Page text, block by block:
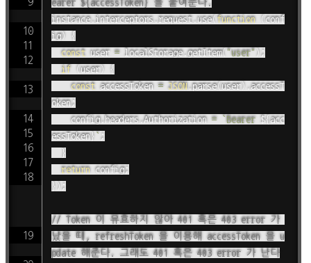
earer ${accessToken} 을 붙여준다.
instance. interceptors . request.use( function ( conf
ig)
{
const user = localStorage.getItem( "user" ) ;
if
( user)
{
const accessToken = JSON .parse( user) .accessT
oken;
		config
. headers .Authorization = ` Bearer ${ acc
essToken} ` ;
}
return config;
} ) ;
// Token 이 유효하지 않아 401 혹은 403 error 가
났을 때, refreshToken 을 이용해 accessToken 을 u
pdate 해준다. 그래도 401 혹은 403 error 가 난다